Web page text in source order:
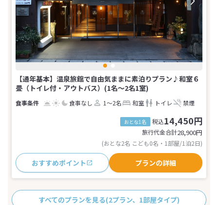
【通年基本】温泉旅館で自由気ままに素泊りプラン♪和室６
畳（トイレ付・アウトバス）(1名～2名1室)
食事なし 1～2名 和室 トイレ 禁煙
おとな1名 税込14,450円
旅行代金合計28,900円
(おとな2名 こども0名・1部屋/1泊2日)
おすすめポイント プランの詳細
すべてのプランを見る(2プラン、1部屋タイプ)